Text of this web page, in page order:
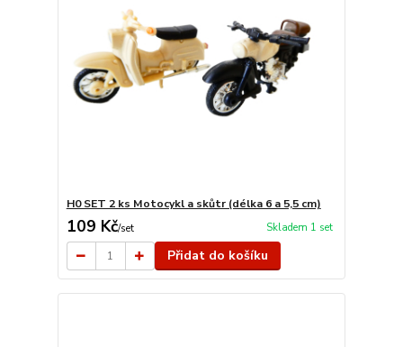
H0 SET 2 ks Motocykl a skůtr (délka 6 a 5,5 cm)
109 Kč/set Skladem 1 set
Přidat do košíku